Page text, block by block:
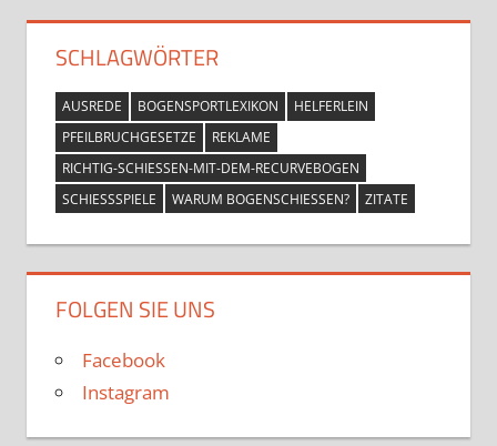
SCHLAGWÖRTER
AUSREDE BOGENSPORTLEXIKON
HELFERLEIN
PFEILBRUCHGESETZE
REKLAME
RICHTIG-SCHIESSEN-MIT-DEM-RECURVEBOGEN
SCHIESSSPIELE
WARUM BOGENSCHIESSEN? ZITATE
FOLGEN SIE UNS
Facebook
Instagram